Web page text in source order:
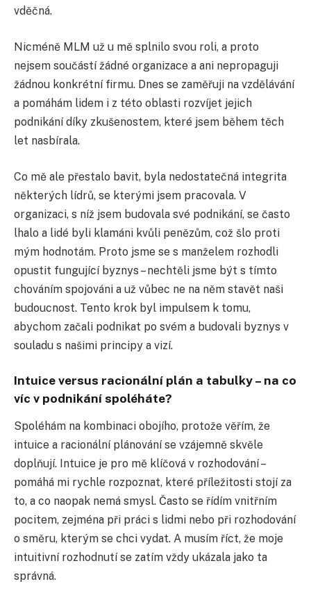
vděčná.
Nicméně MLM už u mě splnilo svou roli, a proto
nejsem součástí žádné organizace a ani nepropaguji
žádnou konkrétní firmu. Dnes se zaměřuji na vzdělávání
a pomáhám lidem i z této oblasti rozvíjet jejich
podnikání díky zkušenostem, které jsem během těch
let nasbírala.
Co mě ale přestalo bavit, byla nedostatečná integrita
některých lídrů, se kterými jsem pracovala. V
organizaci, s níž jsem budovala své podnikání, se často
lhalo a lidé byli klamáni kvůli penězům, což šlo proti
mým hodnotám. Proto jsme se s manželem rozhodli
opustit fungující byznys – nechtěli jsme být s tímto
chováním spojováni a už vůbec ne na něm stavět naši
budoucnost. Tento krok byl impulsem k tomu,
abychom začali podnikat po svém a budovali byznys v
souladu s našimi principy a vizí.
Intuice versus racionální plán a tabulky – na co
víc v podnikání spoléháte?
Spoléhám na kombinaci obojího, protože věřím, že
intuice a racionální plánování se vzájemně skvěle
doplňují. Intuice je pro mě klíčová v rozhodování –
pomáhá mi rychle rozpoznat, které příležitosti stojí za
to, a co naopak nemá smysl. Často se řídím vnitřním
pocitem, zejména při práci s lidmi nebo při rozhodování
o směru, kterým se chci vydat. A musím říct, že moje
intuitivní rozhodnutí se zatím vždy ukázala jako ta
správná.